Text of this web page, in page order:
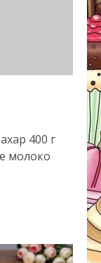
400 г
молоко